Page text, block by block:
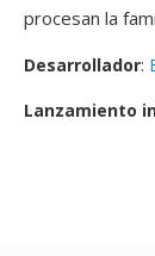
procesan la
Desarrollador:
Lanzamiento